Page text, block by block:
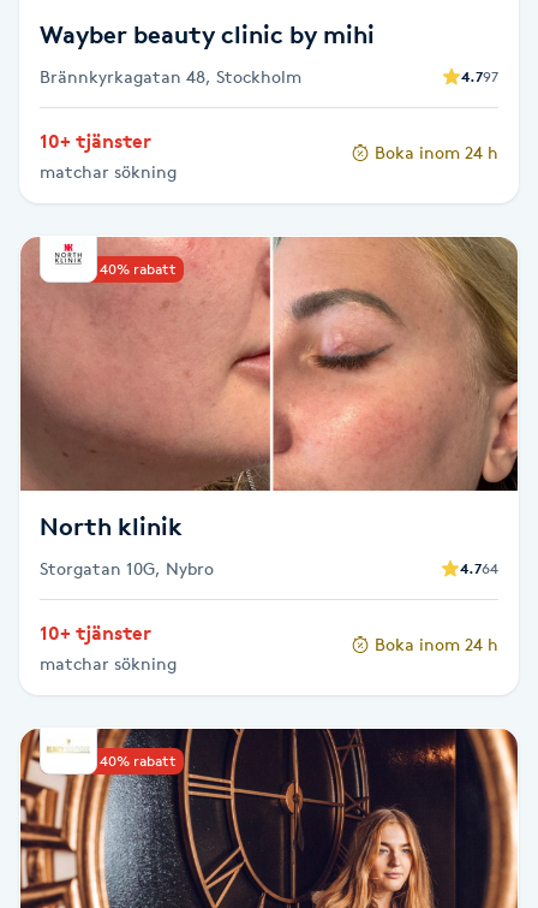
Melasma
MicroPen
Microshading
Mixfransar
N
Nagelförlängning
Nagelförlängning akryl
Nagelförlängning glasfiber
Nagelförlängning silke
Nagelförstärkning
Nagelklippning
Nagelsvamp
Wayber beauty clinic by mihi
Brännkyrkagatan 48, Stockholm 4.797
10+ tjänster
matchar sökning
Boka inom 24 h
Upp till 40% rabatt
North klinik
Storgatan 10G, Nybro 4.764
10+ tjänster
matchar sökning
Boka inom 24 h
Upp till 40% rabatt